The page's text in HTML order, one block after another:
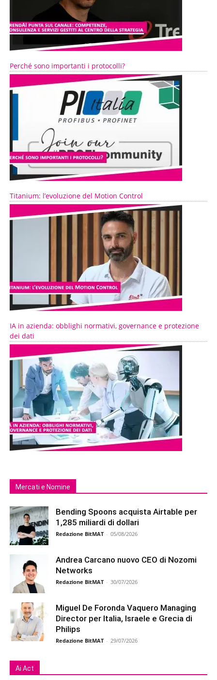
Perché sono importanti i protocolli?
Titanium: l’evoluzione del Motion Control
IA in azienda: obblighi normativi, governance e protezione
dei dati
Mercati e Nomine
Bending Spoons acquista Airtable per
1,285 miliardi di dollari
Redazione BitMAT - 05/08/2026
Andrea Carcano nuovo CEO di Nozomi
Networks
Redazione BitMAT - 30/07/2026
Miguel De Foronda Vaquero Managing
Director per Italia, Israele e Grecia di
Philips
Redazione BitMAT - 29/07/2026
Ai Act